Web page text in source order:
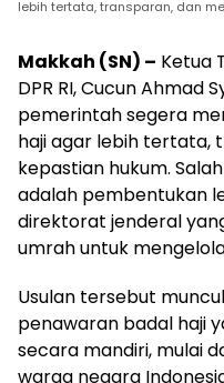
lebih tertata, transparan, dan
Makkah (SN) – Ketua
DPR RI, Cucun Ahmad
pemerintah segera
haji agar lebih tertata,
kepastian hukum.
adalah pembentukan
direktorat jenderal
umrah untuk
Usulan tersebut
penawaran badal haji
secara mandiri, mulai
warga negara